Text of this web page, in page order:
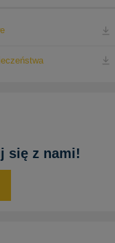
się z nami!